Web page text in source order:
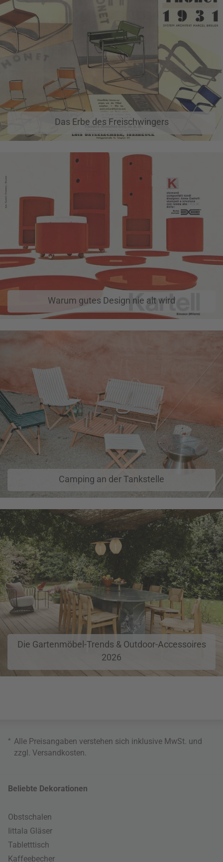
Das Erbe des Freischwingers
Warum gutes Design nie alt wird
Camping an der Tankstelle
Die Gartenmöbel-Trends & Outdoor-Accessoires
2026
* Alle Preisangaben verstehen sich inklusive MwSt. und
zzgl. Versandkosten.
Beliebte Dekorationen
Obstschalen
Iittala Gläser
Tabletttisch
Kaffeebecher